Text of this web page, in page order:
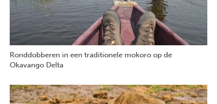
Ronddobberen in een traditionele mokoro op de
Okavango Delta